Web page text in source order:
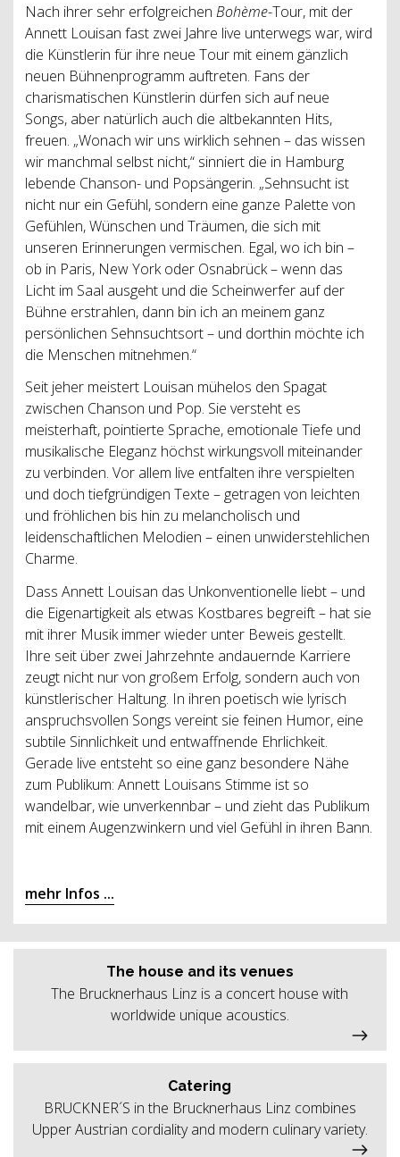
Nach ihrer sehr erfolgreichen Bohème-Tour, mit der
Annett Louisan fast zwei Jahre live unterwegs war, wird
die Künstlerin für ihre neue Tour mit einem gänzlich
neuen Bühnenprogramm auftreten. Fans der
charismatischen Künstlerin dürfen sich auf neue
Songs, aber natürlich auch die altbekannten Hits,
freuen. „Wonach wir uns wirklich sehnen – das wissen
wir manchmal selbst nicht,“ sinniert die in Hamburg
lebende Chanson- und Popsängerin. „Sehnsucht ist
nicht nur ein Gefühl, sondern eine ganze Palette von
Gefühlen, Wünschen und Träumen, die sich mit
unseren Erinnerungen vermischen. Egal, wo ich bin –
ob in Paris, New York oder Osnabrück – wenn das
Licht im Saal ausgeht und die Scheinwerfer auf der
Bühne erstrahlen, dann bin ich an meinem ganz
persönlichen Sehnsuchtsort – und dorthin möchte ich
die Menschen mitnehmen.“
Seit jeher meistert Louisan mühelos den Spagat
zwischen Chanson und Pop. Sie versteht es
meisterhaft, pointierte Sprache, emotionale Tiefe und
musikalische Eleganz höchst wirkungsvoll miteinander
zu verbinden. Vor allem live entfalten ihre verspielten
und doch tiefgründigen Texte – getragen von leichten
und fröhlichen bis hin zu melancholisch und
leidenschaftlichen Melodien – einen unwiderstehlichen
Charme.
Dass Annett Louisan das Unkonventionelle liebt – und
die Eigenartigkeit als etwas Kostbares begreift – hat sie
mit ihrer Musik immer wieder unter Beweis gestellt.
Ihre seit über zwei Jahrzehnte andauernde Karriere
zeugt nicht nur von großem Erfolg, sondern auch von
künstlerischer Haltung. In ihren poetisch wie lyrisch
anspruchsvollen Songs vereint sie feinen Humor, eine
subtile Sinnlichkeit und entwaffnende Ehrlichkeit.
Gerade live entsteht so eine ganz besondere Nähe
zum Publikum: Annett Louisans Stimme ist so
wandelbar, wie unverkennbar – und zieht das Publikum
mit einem Augenzwinkern und viel Gefühl in ihren Bann.
mehr Infos ...
The house and its venues
The Brucknerhaus Linz is a concert house with
worldwide unique acoustics.
Catering
BRUCKNER´S in the Brucknerhaus Linz combines
Upper Austrian cordiality and modern culinary variety.